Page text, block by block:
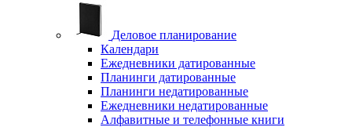
Деловое планирование
Календари
Ежедневники датированные
Планинги датированные
Планинги недатированные
Ежедневники недатированные
Алфавитные и телефонные книги